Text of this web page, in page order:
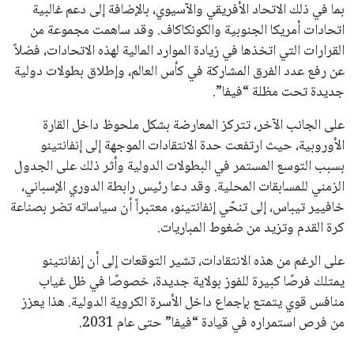
اشتراك
جميع الحقوق محفوظة لموقعنا ايوا مصر